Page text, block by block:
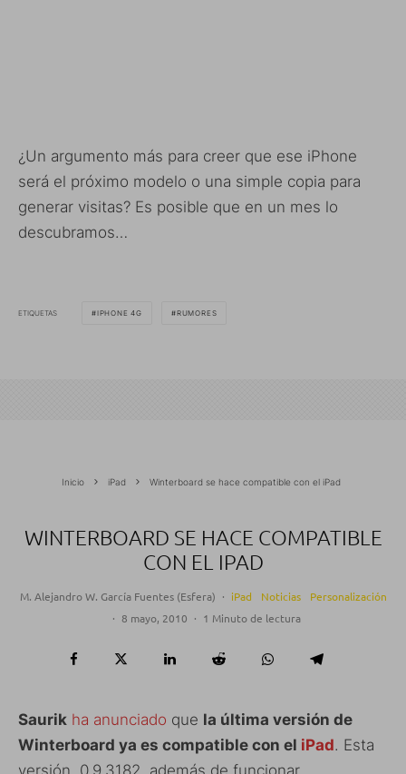
¿Un argumento más para creer que ese iPhone
será el próximo modelo o una simple copia para
generar visitas? Es posible que en un mes lo
descubramos…
ETIQUETAS IPHONE 4G RUMORES
Inicio iPad Winterboard se hace compatible con el iPad
WINTERBOARD SE HACE COMPATIBLE
CON EL IPAD
M. Alejandro W. García Fuentes (Esfera) · iPad Noticias
Personalización
· 8 mayo, 2010 · 1 Minuto de lectura
Saurik ha anunciado que la última versión de
Winterboard ya es compatible con el iPad. Esta